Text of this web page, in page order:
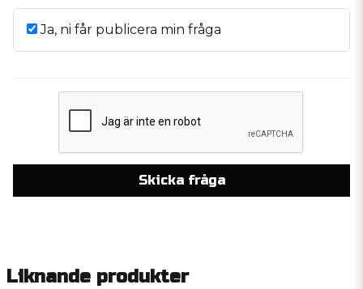
Ja, ni får publicera min fråga
Skicka fråga
Liknande produkter